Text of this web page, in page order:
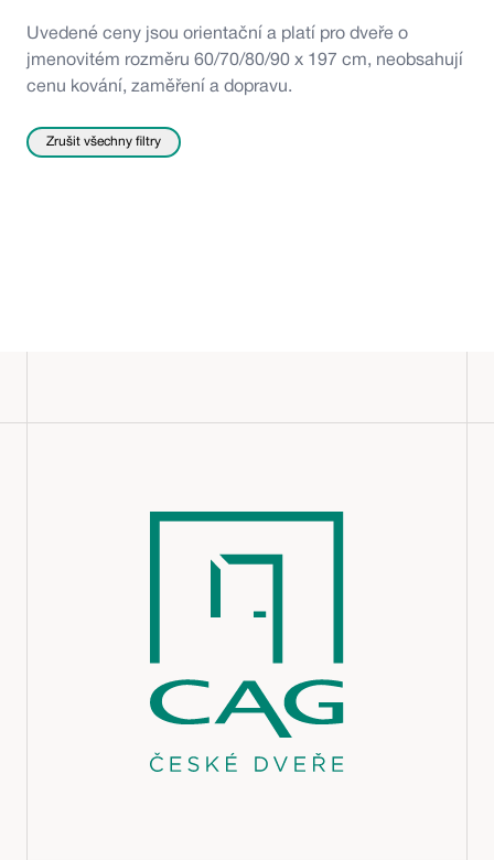
Uvedené ceny jsou orientační a platí pro dveře o
jmenovitém rozměru 60/70/80/90 x 197 cm, neobsahují
cenu kování, zaměření a dopravu.
Zrušit všechny filtry